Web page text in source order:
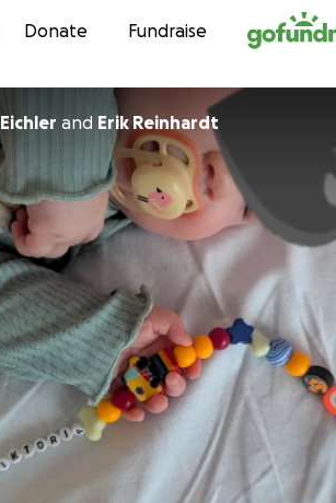
Skip to content
Donate Fundraise
Andrea Eichler and Erik Reinhardt